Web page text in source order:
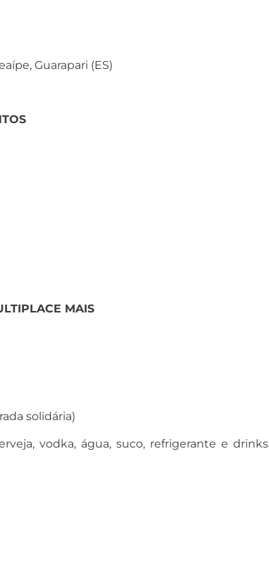
Guarapari (ES)
MAIS
solidária)
vodka, água, suco, refrigerante e drinks